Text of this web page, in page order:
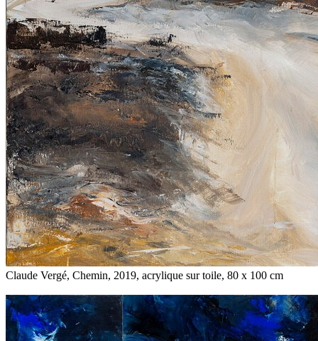
Claude Vergé, Chemin, 2019, acrylique sur toile, 80 x 100 cm